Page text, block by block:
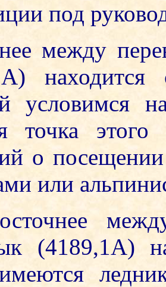
под
между
находится
условимся
точка этого
о
или
(4189,1А)